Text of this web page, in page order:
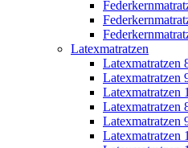
Latexmatratzen
Latexmatratzen
Latexmatratzen
Latexmatratzen
Latexmatratzen
Latexmatratzen
Latexmatratzen